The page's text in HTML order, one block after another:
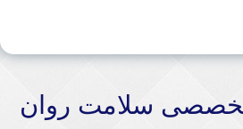
سلامت روان